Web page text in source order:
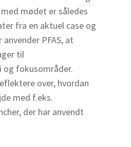
mødet er således
fra en aktuel case og
PFAS, at
til
og fokusområder.
over, hvordan
med f.eks.
der har anvendt